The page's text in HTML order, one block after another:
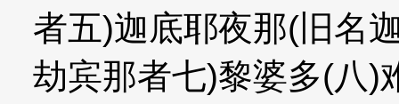
者五)迦底耶夜那(旧名
劫宾那者七)黎婆多(八)